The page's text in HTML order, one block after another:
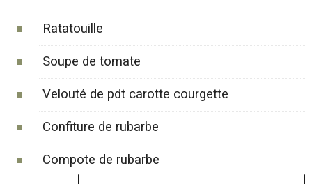
Ratatouille
Soupe de tomate
Velouté de pdt carotte courgette
Confiture de rubarbe
Compote de rubarbe